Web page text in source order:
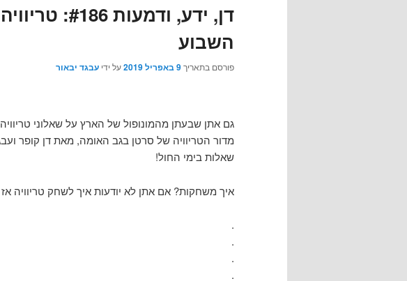
דן, ידע, ודמעות
השבוע
פורסם בתאריך9 באפריל 2019 על ידי עבגד יבאור
גם אתן שבעתן מהמונופול של הארץ על שאלוני
מדור הטריוויה של סרטן בגב האומה, מאת דן קופר
שאלות בימי החול!
איך משחקות? אם אתן לא יודעות איך לשחק טריוויה אז
.
.
.
.